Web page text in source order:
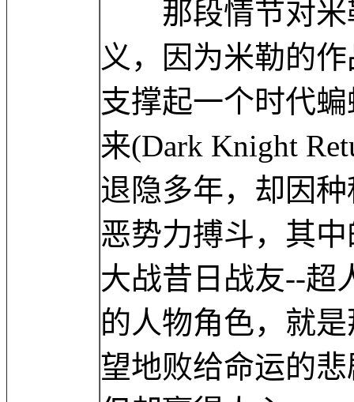
那段情节对米
义，因为米勒的
支撑起一个时代
来(Dark Knight
退隐多年，却因
恶势力搏斗，其
大战昔日战友--超
的人物角色，就
望地败给命运的